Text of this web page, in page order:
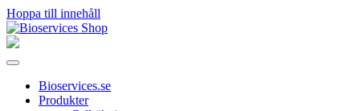
Hoppa till innehåll
Huvudnavigering
Bioservices.se
Produkter